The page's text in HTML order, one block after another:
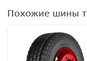
Похожие шины